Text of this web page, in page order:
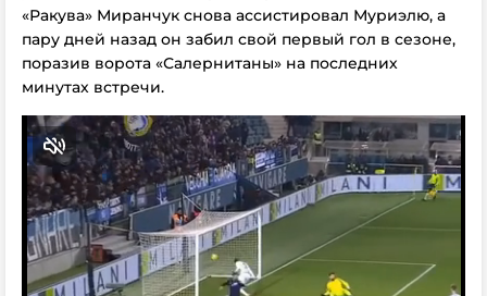
«Ракува» Миранчук снова ассистировал Муриэлю, а
пару дней назад он забил свой первый гол в сезоне,
поразив ворота «Салернитаны» на последних
минутах встречи.